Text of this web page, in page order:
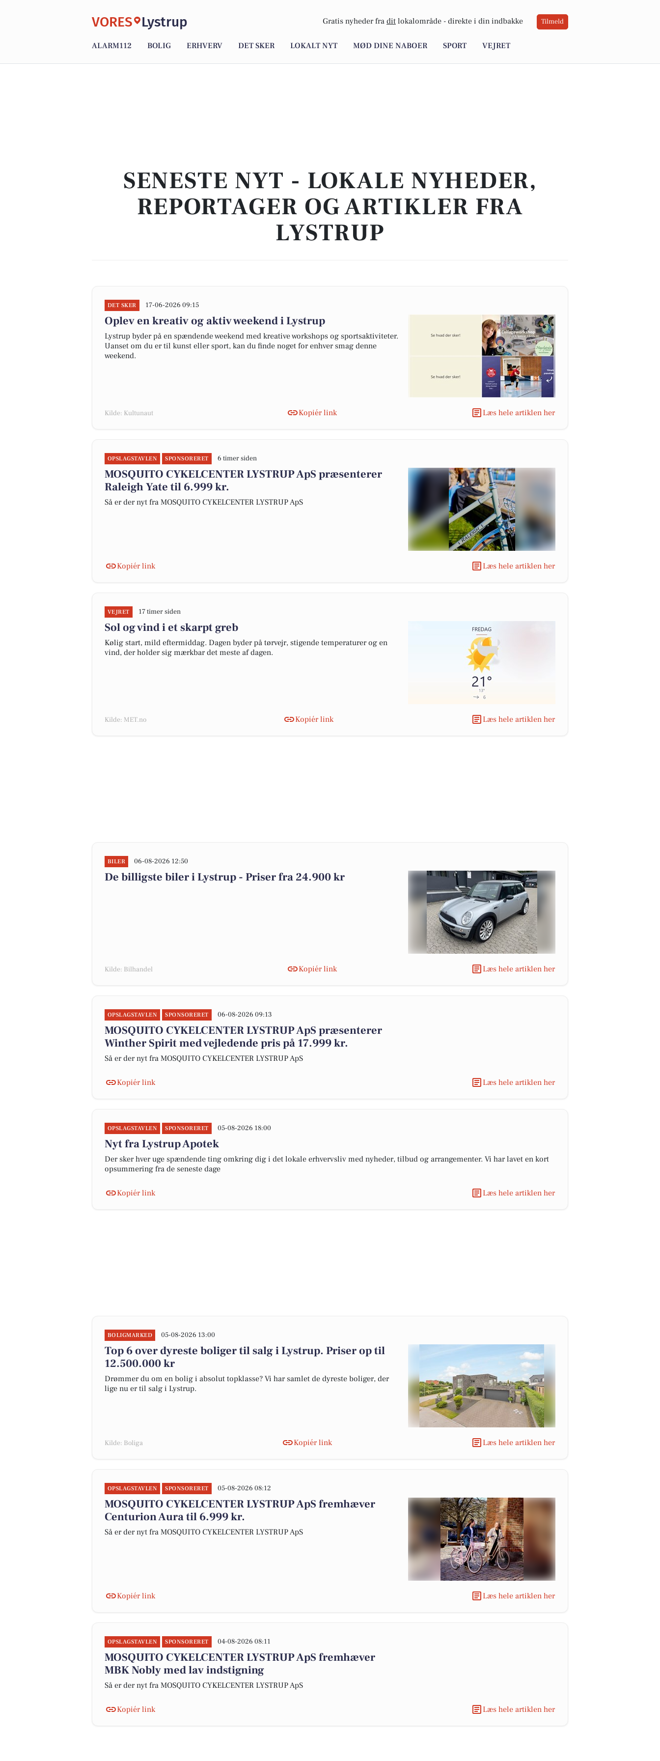
VORES Lystrup Gratis nyheder fra dit lokalområde - direkte i din indbakke Tilmeld
ALARM112 BOLIG ERHVERV DET SKER LOKALT NYT MØD DINE NABOER SPORT VEJRET
SENESTE NYT - LOKALE NYHEDER,
REPORTAGER OG ARTIKLER FRA
LYSTRUP
DET SKER 17-06-2026 09:15
Oplev en kreativ og aktiv weekend i Lystrup
Lystrup byder på en spændende weekend med kreative workshops og sportsaktiviteter.
Uanset om du er til kunst eller sport, kan du finde noget for enhver smag denne
weekend.
Kilde: Kultunaut Kopiér link Læs hele artiklen her
OPSLAGSTAVLEN SPONSORERET 6 timer siden
MOSQUITO CYKELCENTER LYSTRUP ApS præsenterer
Raleigh Yate til 6.999 kr.
Så er der nyt fra MOSQUITO CYKELCENTER LYSTRUP ApS
Kopiér link Læs hele artiklen her
VEJRET 17 timer siden
Sol og vind i et skarpt greb
Kølig start, mild eftermiddag. Dagen byder på tørvejr, stigende temperaturer og en
vind, der holder sig mærkbar det meste af dagen.
Kilde: MET.no Kopiér link Læs hele artiklen her
BILER 06-08-2026 12:50
De billigste biler i Lystrup - Priser fra 24.900 kr
Kilde: Bilhandel Kopiér link Læs hele artiklen her
OPSLAGSTAVLEN SPONSORERET 06-08-2026 09:13
MOSQUITO CYKELCENTER LYSTRUP ApS præsenterer
Winther Spirit med vejledende pris på 17.999 kr.
Så er der nyt fra MOSQUITO CYKELCENTER LYSTRUP ApS
Kopiér link Læs hele artiklen her
OPSLAGSTAVLEN SPONSORERET 05-08-2026 18:00
Nyt fra Lystrup Apotek
Der sker hver uge spændende ting omkring dig i det lokale erhvervsliv med nyheder, tilbud og arrangementer. Vi har lavet en kort
opsummering fra de seneste dage
Kopiér link Læs hele artiklen her
BOLIGMARKED 05-08-2026 13:00
Top 6 over dyreste boliger til salg i Lystrup. Priser op til
12.500.000 kr
Drømmer du om en bolig i absolut topklasse? Vi har samlet de dyreste boliger, der
lige nu er til salg i Lystrup.
Kilde: Boliga Kopiér link Læs hele artiklen her
OPSLAGSTAVLEN SPONSORERET 05-08-2026 08:12
MOSQUITO CYKELCENTER LYSTRUP ApS fremhæver
Centurion Aura til 6.999 kr.
Så er der nyt fra MOSQUITO CYKELCENTER LYSTRUP ApS
Kopiér link Læs hele artiklen her
OPSLAGSTAVLEN SPONSORERET 04-08-2026 08:11
MOSQUITO CYKELCENTER LYSTRUP ApS fremhæver
MBK Nobly med lav indstigning
Så er der nyt fra MOSQUITO CYKELCENTER LYSTRUP ApS
Kopiér link Læs hele artiklen her